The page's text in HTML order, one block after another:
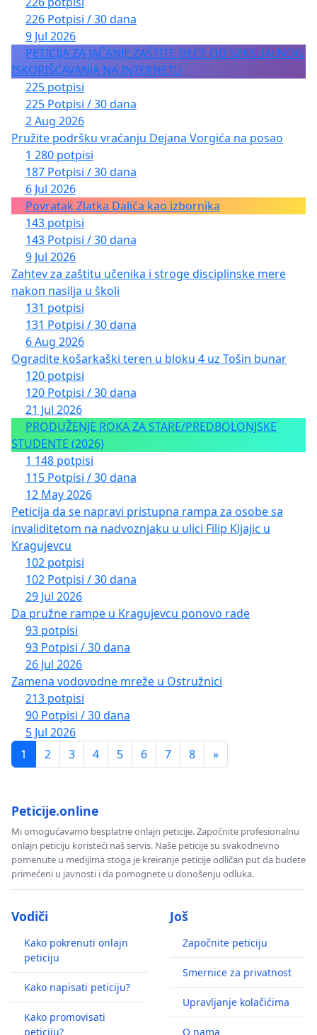
226 Potpisi / 30 dana
9 Jul 2026
PETICIJA ZA JAČANJE ZAŠTITE DECE OD SEKSUALNOG
ISKORIŠĆAVANJA NA INTERNETU
225 potpisi
225 Potpisi / 30 dana
2 Aug 2026
Pružite podršku vraćanju Dejana Vorgića na posao
1 280 potpisi
187 Potpisi / 30 dana
6 Jul 2026
Povratak Zlatka Dalića kao izbornika
143 potpisi
143 Potpisi / 30 dana
9 Jul 2026
Zahtev za zaštitu učenika i stroge disciplinske mere
nakon nasilja u školi
131 potpisi
131 Potpisi / 30 dana
6 Aug 2026
Ogradite košarkaški teren u bloku 4 uz Tošin bunar
120 potpisi
120 Potpisi / 30 dana
21 Jul 2026
PRODUŽENJE ROKA ZA STARE/PREDBOLONJSKE
STUDENTE (2026)
1 148 potpisi
115 Potpisi / 30 dana
12 May 2026
Peticija da se napravi pristupna rampa za osobe sa
invaliditetom na nadvoznjaku u ulici Filip Kljajic u
Kragujevcu
102 potpisi
102 Potpisi / 30 dana
29 Jul 2026
Da pružne rampe u Kragujevcu ponovo rade
93 potpisi
93 Potpisi / 30 dana
26 Jul 2026
Zamena vodovodne mreže u Ostružnici
213 potpisi
90 Potpisi / 30 dana
5 Jul 2026
1
2 3 4 5 6 7 8 »
Peticije.online
Mi omogućavamo besplatne onlajn peticije. Započnite profesionalnu
onlajn peticiju koristeći naš servis. Naše peticije su svakodnevno
pomenute u medijima stoga je kreiranje peticije odličan put da budete
primećeni u javnosti i da pomognete u donošenju odluka.
Vodiči
Kako pokrenuti onlajn
peticiju
Kako napisati peticiju?
Kako promovisati
peticiju?
Još
Započnite peticiju
Smernice za privatnost
Upravljanje kolačićima
O nama